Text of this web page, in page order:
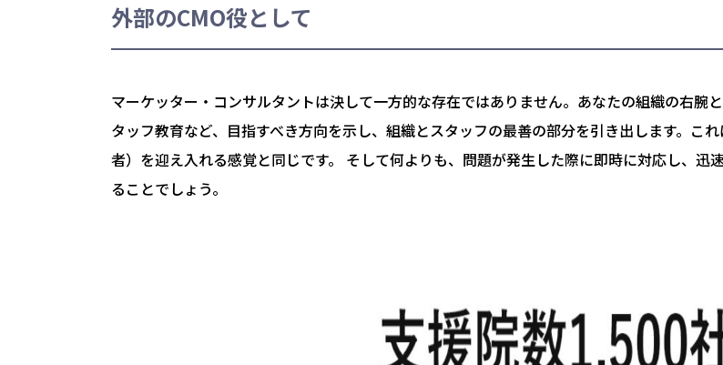
外部のCMO役として
マーケッター・コンサルタントは決して一方的な存在ではありません。あなたの組織の右腕
タッフ教育など、目指すべき方向を示し、組織とスタッフの最善の部分を引き出します。こ
者）を迎え入れる感覚と同じです。 そして何よりも、問題が発生した際に即時に対応し、
ることでしょう。